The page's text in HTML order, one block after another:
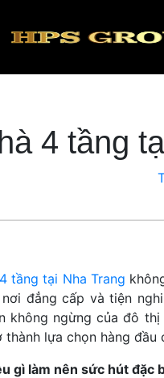
4 tầng
tầng tại Nha Trang
đẳng cấp và tiện
không ngừng của đô
thành lựa chọn hàng đầu
gì làm nên sức hút đặc